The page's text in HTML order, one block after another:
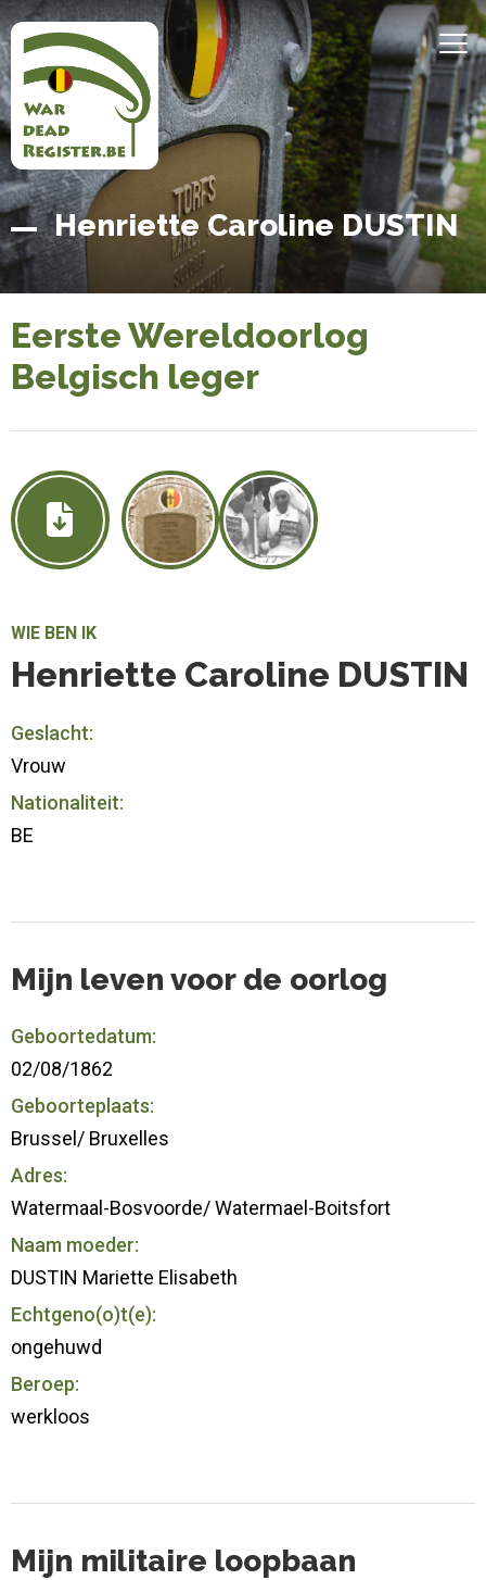
Overslaan
en
naar
de
inhoud
gaan
Home
Belgian
War
Dead
Register
Henriette Caroline DUSTIN
Eerste Wereldoorlog
Belgisch leger
WIE BEN IK
Henriette Caroline DUSTIN
Geslacht:
Vrouw
Nationaliteit:
BE
Mijn leven voor de oorlog
Geboortedatum:
02/08/1862
Geboorteplaats:
Brussel/ Bruxelles
Adres:
Watermaal-Bosvoorde/ Watermael-Boitsfort
Naam moeder:
DUSTIN Mariette Elisabeth
Echtgeno(o)t(e):
ongehuwd
Beroep:
werkloos
Mijn militaire loopbaan